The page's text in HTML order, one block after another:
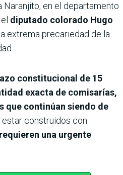
Naranjito, en el departamento
diputado colorado Hugo
extrema precariedad de la
constitucional de 15
exacta de comisarías,
que continúan siendo de
estar construidos con
requieren una urgente